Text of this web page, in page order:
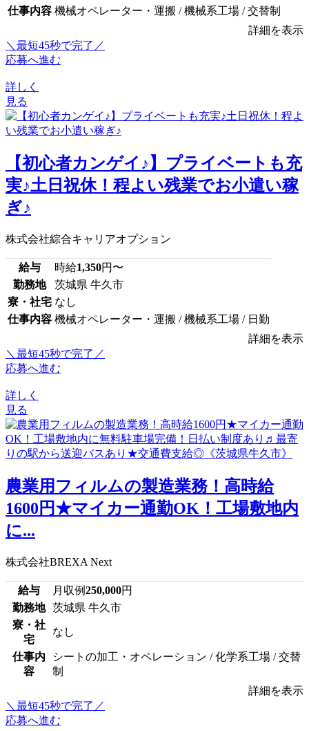
仕事内容 機械オペレーター・運搬 / 機械系工場 / 交替制
詳細を表示
＼最短45秒で完了／
応募へ進む
詳しく
見る
【初心者カンゲイ♪】プライベートも充
実♪土日祝休！程よい残業でお小遣い稼
ぎ♪
株式会社綜合キャリアオプション
給与 時給1,350円〜
勤務地
茨城県 牛久市
寮・社宅 なし
仕事内容 機械オペレーター・運搬 / 機械系工場 / 日勤
詳細を表示
＼最短45秒で完了／
応募へ進む
詳しく
見る
農業用フィルムの製造業務！高時給
1600円★マイカー通勤OK！工場敷地内
に...
株式会社BREXA Next
給与 月収例250,000円
勤務地
茨城県 牛久市
寮・社
宅
なし
仕事内
容
シートの加工・オペレーション / 化学系工場 / 交替
制
詳細を表示
＼最短45秒で完了／
応募へ進む